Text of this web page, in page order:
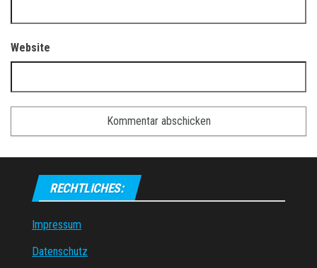
Website
RECHTLICHES:
Impressum
Datenschutz